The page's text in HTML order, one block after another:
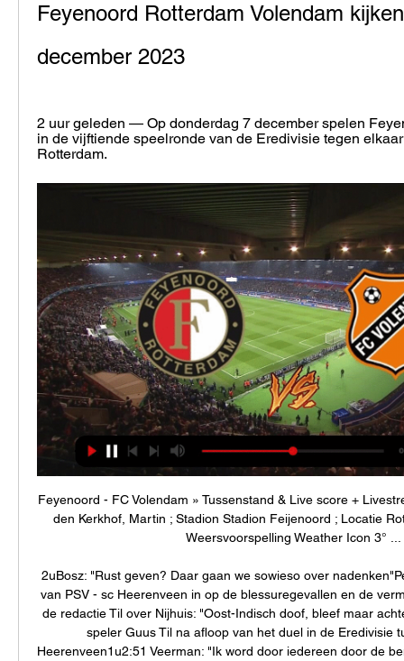
Feyenoord Rotterdam Volendam
december 2023
2 uur geleden — Op donderdag 7 december spelen
in de vijftiende speelronde van de Eredivisie tegen
Rotterdam.
Feyenoord - FC Volendam » Tussenstand & Live score +
den Kerkhof, Martin ; Stadion Stadion Feijenoord ; Locatie
Weersvoorspelling Weather Icon 3° ...
2uBosz: "Rust geven? Daar gaan we sowieso over
van PSV - sc Heerenveen in op de blessuregevallen en de
de redactie Til over Nijhuis: "Oost-Indisch doof, bleef maar
speler Guus Til na afloop van het duel in de Eredivisie
Heerenveen1u2:51 Veerman: "Ik word door iedereen door de